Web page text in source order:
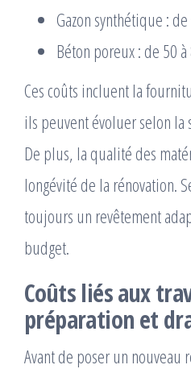
Gazon synthétique :
Béton poreux : de 50
Ces coûts incluent la
ils peuvent évoluer selon la
De plus, la qualité des
longévité de la rénovation.
toujours un revêtement
budget.
Coûts liés aux
préparation et
Avant de poser un nouveau